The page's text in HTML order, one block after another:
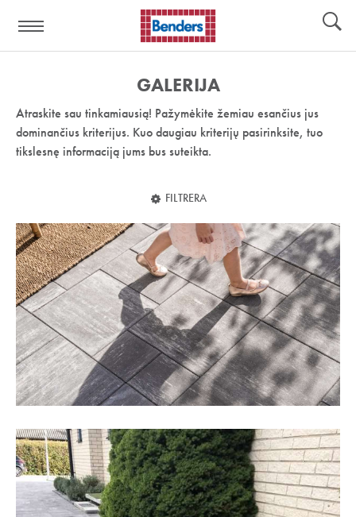
nuoroda:
GALERIJA
Atraskite sau tinkamiausią! Pažymėkite žemiau esančius jus
dominančius kriterijus. Kuo daugiau kriterijų pasirinksite, tuo
tikslesnę informaciją jums bus suteikta.
FILTRERA